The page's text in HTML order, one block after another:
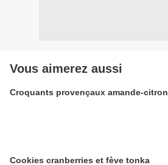
Vous aimerez aussi
Croquants provençaux amande-citron
Cookies cranberries et fève tonka